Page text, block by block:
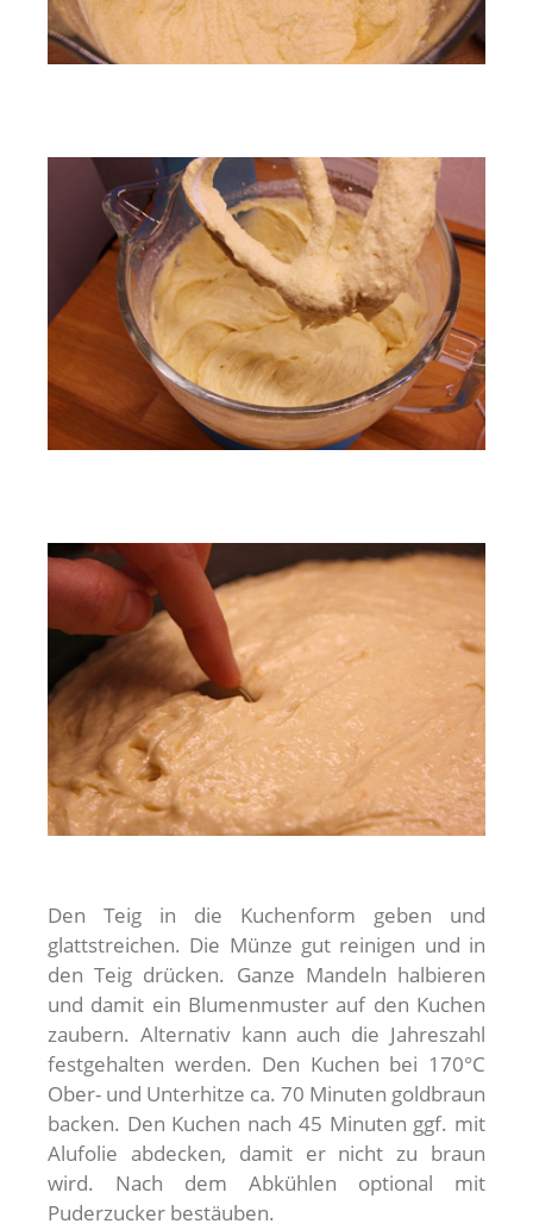
Den Teig in die Kuchenform geben und
glattstreichen. Die Münze gut reinigen und in
den Teig drücken. Ganze Mandeln halbieren
und damit ein Blumenmuster auf den Kuchen
zaubern. Alternativ kann auch die Jahreszahl
festgehalten werden. Den Kuchen bei 170°C
Ober- und Unterhitze ca. 70 Minuten goldbraun
backen. Den Kuchen nach 45 Minuten ggf. mit
Alufolie abdecken, damit er nicht zu braun
wird. Nach dem Abkühlen optional mit
Puderzucker bestäuben.